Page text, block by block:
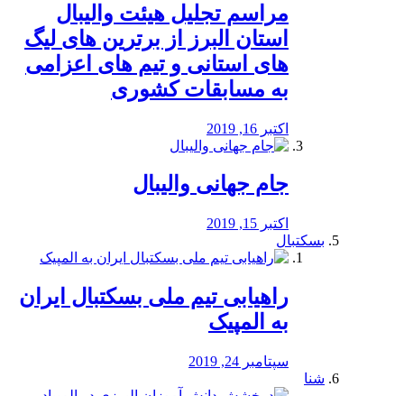
مراسم تجلیل هیئت والیبال
استان البرز از برترین های لیگ
های استانی و تیم های اعزامی
به مسابقات کشوری
اکتبر 16, 2019
جام جهانی والیبال
اکتبر 15, 2019
بسکتبال
راهیابی تیم ملی بسکتبال ایران
به المپیک
سپتامبر 24, 2019
شنا